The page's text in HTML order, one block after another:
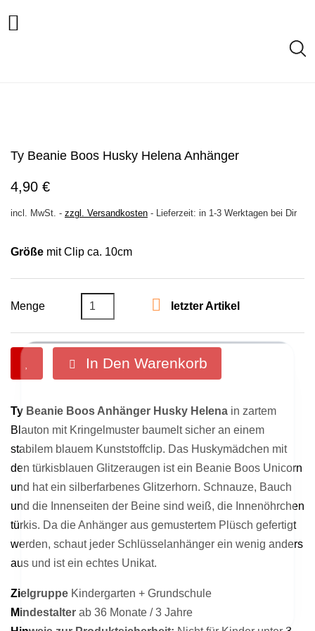

Ty Beanie Boos Husky Helena Anhänger
4,90 €
incl. MwSt. - zzgl. Versandkosten - Lieferzeit: in 1-3 Werktagen bei Dir
Größe mit Clip ca. 10cm
Menge  letzter Artikel
 In Den Warenkorb
Ty Beanie Boos Anhänger Husky Helena in zartem
Blauton mit Kringelmuster baumelt sicher an einem
stabilem blauem Kunststoffclip. Das Huskymädchen mit
den türkisblauen Glitzeraugen ist ein Beanie Boos Unicorn
und hat ein silberfarbenes Glitzerhorn. Schnauze, Bauch
und die Innenseiten der Beine sind weiß, die Innenöhrchen
türkis. Da die Anhänger aus gemustertem Plüsch gefertigt
werden, schaut jeder Schlüsselanhänger ein wenig anders
aus und ist ein echtes Unikat.
Zielgruppe Kindergarten + Grundschule
Mindestalter ab 36 Monate / 3 Jahre
Onlineshops. Sitzungscookies werden automatisch
gelöscht, wenn Du Dein Browserfenster schließt.
helfen uns dabei, Dein Einkauferlebnis im Shop zu
verbessern. Sie sammeln anonyme Informationen,
wie sich ein Besucher auf der Seite verhält.